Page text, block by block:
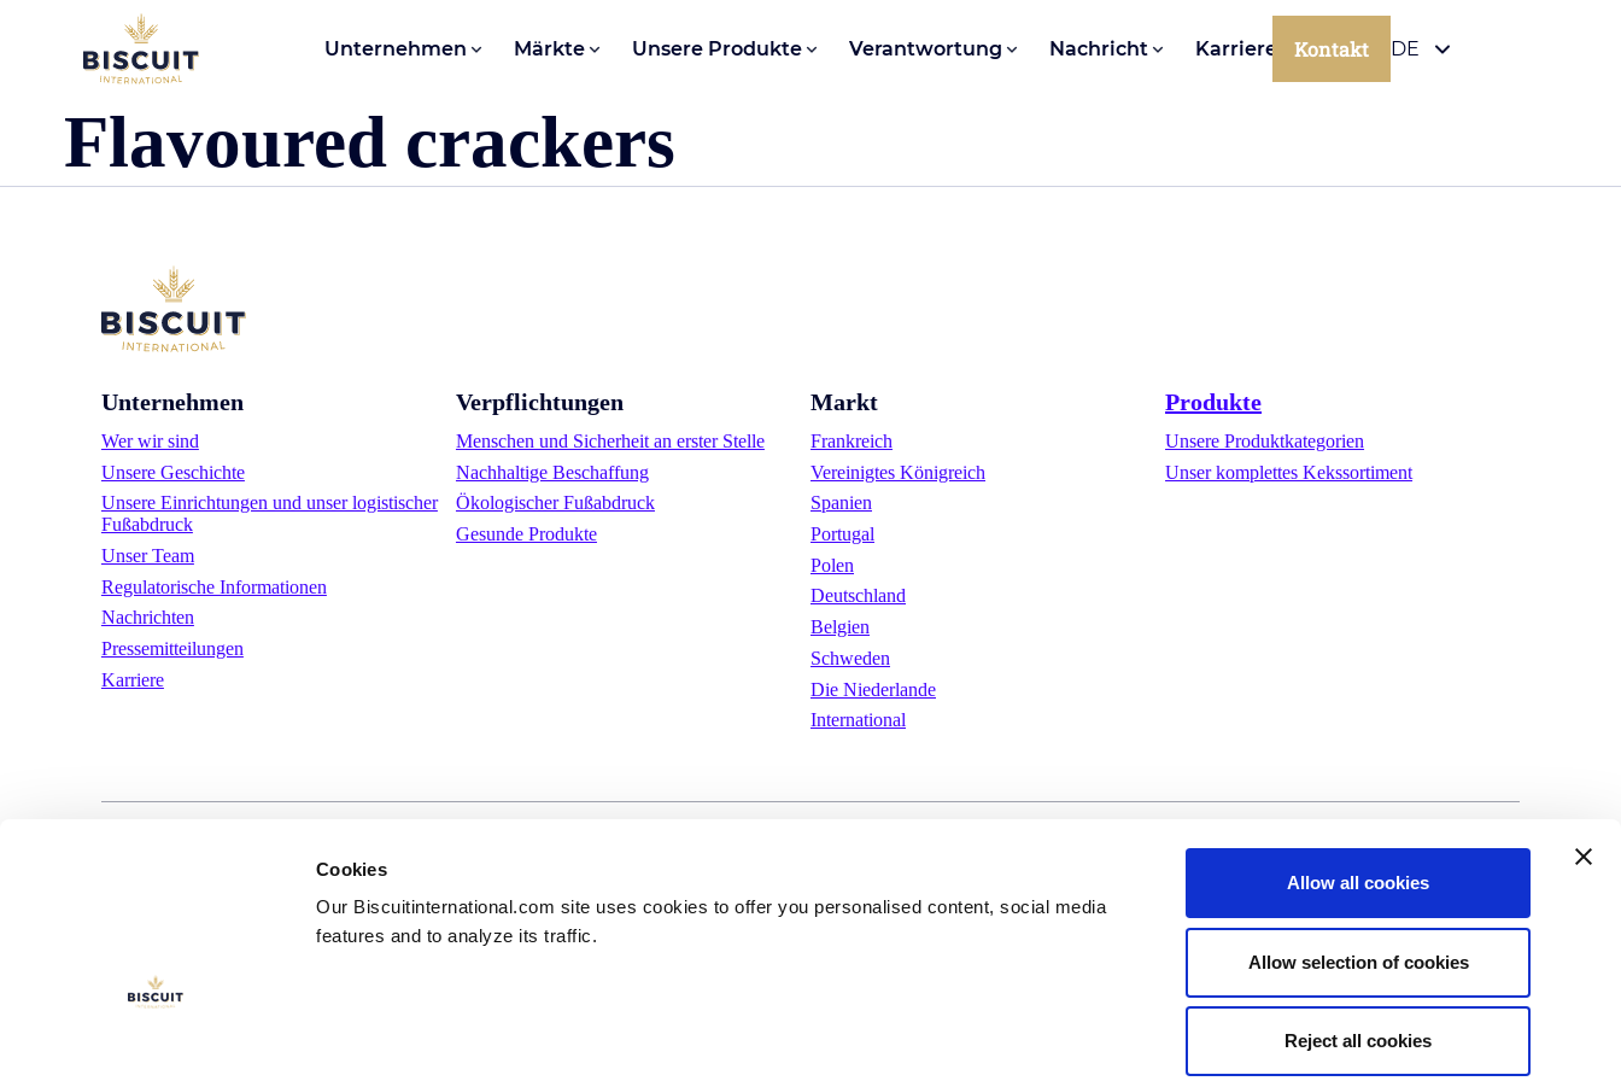
Cookies
Our Biscuitinternational.com site uses cookies to offer you personalised content, social media
features and to analyze its traffic.
Allow all cookies
Allow selection of cookies
Reject all cookies
Aller au contenu Unternehmen Märkte Unsere Produkte Verantwortung Nachricht Karriere Kontakt DE
Flavoured crackers
Unternehmen
Wer wir sind
Unsere Geschichte
Unsere Einrichtungen und unser logistischer
Fußabdruck
Unser Team
Regulatorische Informationen
Nachrichten
Pressemitteilungen
Karriere
Verpflichtungen
Menschen und Sicherheit an erster Stelle
Nachhaltige Beschaffung
Ökologischer Fußabdruck
Gesunde Produkte
Markt
Frankreich
Vereinigtes Königreich
Spanien
Portugal
Polen
Deutschland
Belgien
Schweden
Die Niederlande
International
Produkte
Unsere Produktkategorien
Unser komplettes Kekssortiment
©Biscuit International 2023